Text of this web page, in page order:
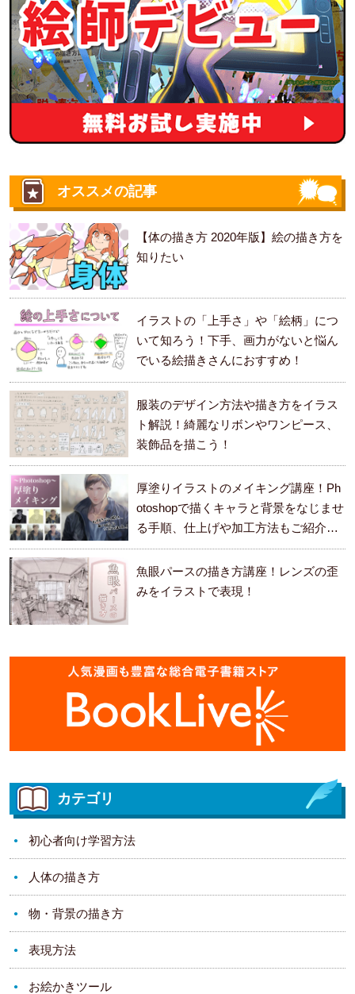
オススメの記事
【体の描き方 2020年版】絵の描き方を
知りたい
イラストの「上手さ」や「絵柄」につ
いて知ろう！下手、画力がないと悩ん
でいる絵描きさんにおすすめ！
服装のデザイン方法や描き方をイラス
ト解説！綺麗なリボンやワンピース、
装飾品を描こう！
厚塗りイラストのメイキング講座！Ph
otoshopで描くキャラと背景をなじませ
る手順、仕上げや加工方法もご紹介し
ます。
魚眼パースの描き方講座！レンズの歪
みをイラストで表現！
カテゴリ
初心者向け学習方法
人体の描き方
物・背景の描き方
表現方法
お絵かきツール